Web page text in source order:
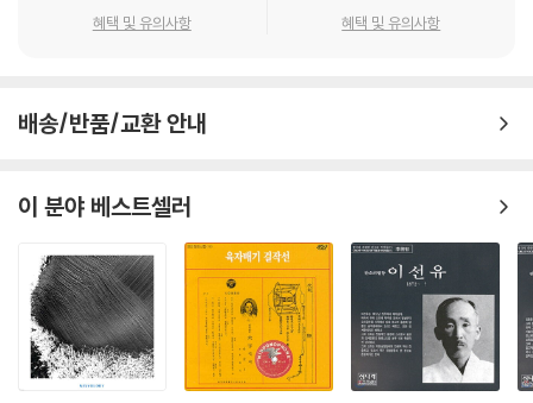
혜택 및 유의사항 혜택 및 유의사항
배송/반품/교환 안내
이 분야 베스트셀러